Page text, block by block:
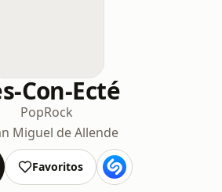
Con-Ecté
PopRock
Miguel de Allende
Favoritos